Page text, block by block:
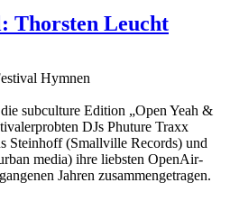
Thorsten Leucht
Hymnen
subculture Edition „Open Yeah &
DJs Phuture Traxx
Steinhoff (Smallville Records) und
media) ihre liebsten OpenAir-
Jahren zusammengetragen.